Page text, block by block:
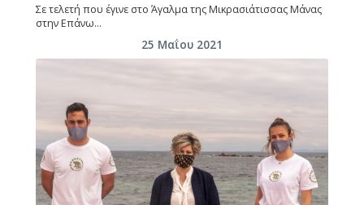
Σε τελετή που έγινε στο Άγαλμα της Μικρασιάτισσας Μάνας
στην Επάνω…
25 Μαΐου 2021